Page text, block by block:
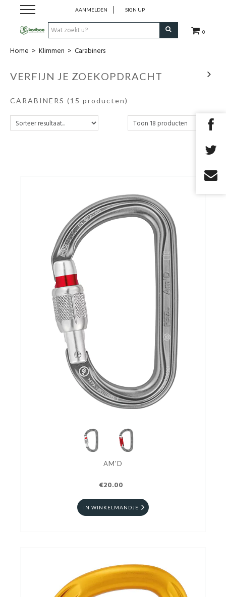
0
AANMELDEN SIGN UP
Cadeaubon
Tenten
Home > Klimmen > Carabiners
VERFIJN JE ZOEKOPDRACHT
CARABINERS (15 producten)
AM'D
€20.00
IN WINKELMANDJE